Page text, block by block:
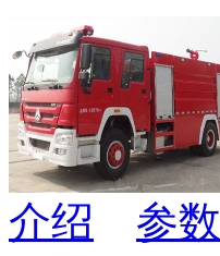
介绍
参数